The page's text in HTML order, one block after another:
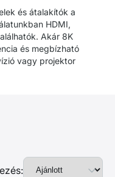
és átalakítók a
HDMI,
Akár 8K
és megbízható
vagy projektor